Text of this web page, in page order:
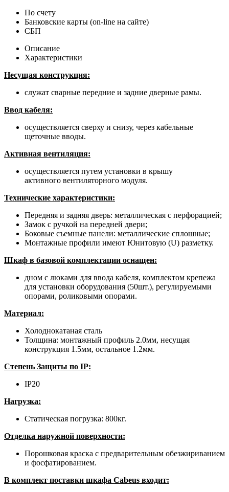
По счету
Банковские карты (on-line на сайте)
СБП
Описание
Характеристики
Несущая конструкция:
служат сварные передние и задние дверные рамы.
Ввод кабеля:
осуществляется сверху и снизу, через кабельные
щеточные вводы.
Активная вентиляция:
осуществляется путем установки в крышу
активного вентиляторного модуля.
Технические характеристики:
Передняя и задняя дверь: металлическая с перфорацией;
Замок с ручкой на передней двери;
Боковые съемные панели: металлические сплошные;
Монтажные профили имеют Юнитовую (U) разметку.
Шкаф в базовой комплектации оснащен:
дном с люками для ввода кабеля, комплектом крепежа
для установки оборудования (50шт.), регулируемыми
опорами, роликовыми опорами.
Материал:
Холоднокатаная сталь
Толщина: монтажный профиль 2.0мм, несущая
конструкция 1.5мм, остальное 1.2мм.
Степень Защиты по IP:
IP20
Нагрузка:
Статическая погрузка: 800кг.
Отделка наружной поверхности:
Порошковая краска с предварительным обезжириванием
и фосфатированием.
В комплект поставки шкафа Cabeus входит: